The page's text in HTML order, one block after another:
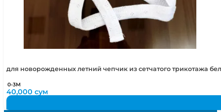
для новорожденных летний чепчик из сетчатого трикотажа
0-3М
40,000сум